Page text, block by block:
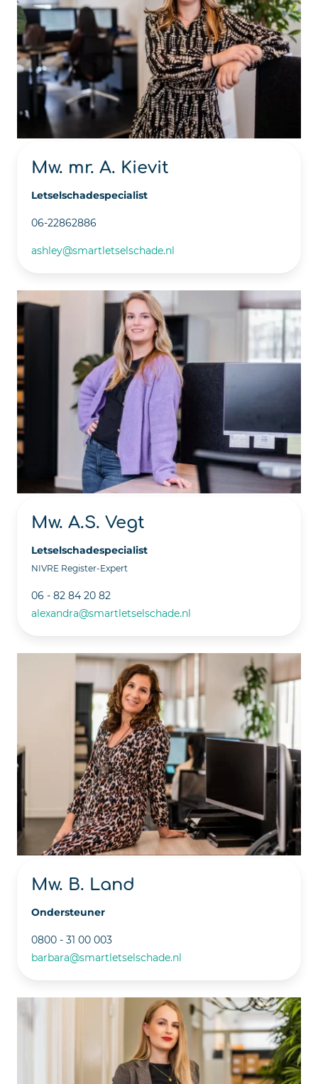
Mw. mr. A. Kievit
Letselschadespecialist
06-22862886
ashley@smartletselschade.nl
Mw. A.S. Vegt
Letselschadespecialist
NIVRE Register-Expert
06 - 82 84 20 82
alexandra@smartletselschade.nl
Mw. B. Land
Ondersteuner
0800 - 31 00 003
barbara@smartletselschade.nl